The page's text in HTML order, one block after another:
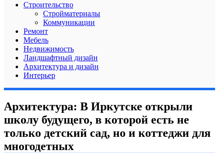
Строительство
Стройматериалы
Коммуникации
Ремонт
Мебель
Недвижимость
Ландшафтный дизайн
Архитектура и дизайн
Интерьер
Архитектура: В Иркутске открыли
школу будущего, в которой есть не
только детский сад, но и коттеджи для
многодетных